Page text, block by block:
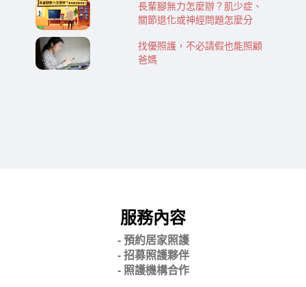
長輩腳無力怎麼辦？肌少症、
關節退化或神經問題怎麼分
找優照護，不必請假也能照顧
爸媽
服務內容
- 預約居家照護
- 招募照護夥伴
- 照護機構合作